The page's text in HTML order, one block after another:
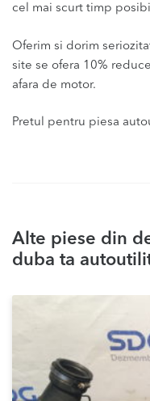
cel mai scurt timp
Oferim si dorim
site se ofera 10%
afara de motor.
Pretul pentru piesa
Alte piese din
duba ta